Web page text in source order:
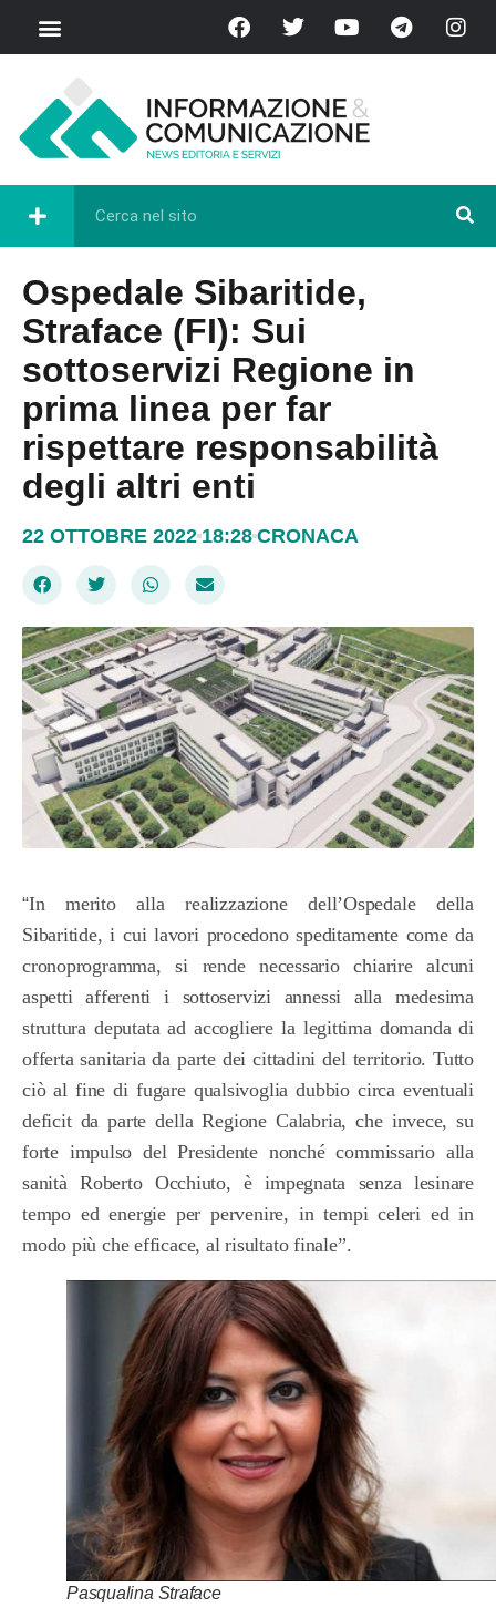
Ospedale Sibaritide,
Straface (FI): Sui
sottoservizi Regione in
prima linea per far
rispettare responsabilità
degli altri enti
22 OTTOBRE 2022 18:28 CRONACA
“In merito alla realizzazione dell’Ospedale della
Sibaritide, i cui lavori procedono speditamente come da
cronoprogramma, si rende necessario chiarire alcuni
aspetti afferenti i sottoservizi annessi alla medesima
struttura deputata ad accogliere la legittima domanda di
offerta sanitaria da parte dei cittadini del territorio. Tutto
ciò al fine di fugare qualsivoglia dubbio circa eventuali
deficit da parte della Regione Calabria, che invece, su
forte impulso del Presidente nonché commissario alla
sanità Roberto Occhiuto, è impegnata senza lesinare
tempo ed energie per pervenire, in tempi celeri ed in
modo più che efficace, al risultato finale”.
Pasqualina Straface